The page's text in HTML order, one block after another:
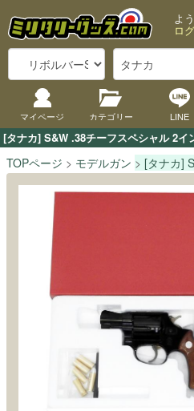
[タナカ] S&W .38チーフスペシャル 2
よ
ロ
マイページ カテゴリー LINE
TOPページ モデルガン [タナカ]